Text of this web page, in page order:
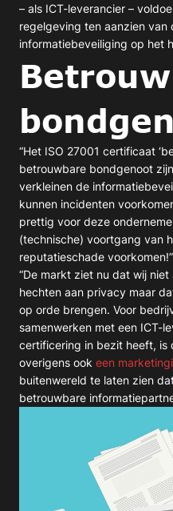
– als ICT-leverancier –
regelgeving ten aanzien van
informatiebeveiliging op het
“Het ISO 27001 certificaat
betrouwbare bondgenoot
verkleinen de
kunnen incidenten
prettig voor deze
(technische) voortgang van
reputatieschade voorkomen!”
“De markt ziet nu dat wij
hechten aan privacy maar
op orde brengen. Voor
samenwerken met een ICT-
certificering in bezit heeft, is
overigens ook een
buitenwereld te laten zien
betrouwbare